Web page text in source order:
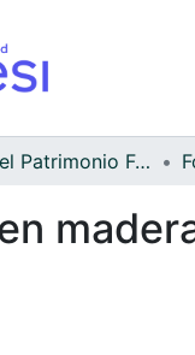
Archivo del Patrimonio Fotográfico y Fílmico del Valle del Cauca